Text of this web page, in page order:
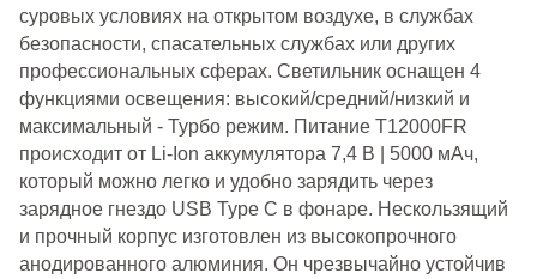
суровых условиях на открытом воздухе, в службах
безопасности, спасательных службах или других
профессиональных сферах. Светильник оснащен 4
функциями освещения: высокий/средний/низкий и
максимальный - Турбо режим. Питание T12000FR
происходит от Li-Ion аккумулятора 7,4 В | 5000 мАч,
который можно легко и удобно зарядить через
зарядное гнездо USB Type C в фонаре. Нескользящий
и прочный корпус изготовлен из высокопрочного
анодированного алюминия. Он чрезвычайно устойчив